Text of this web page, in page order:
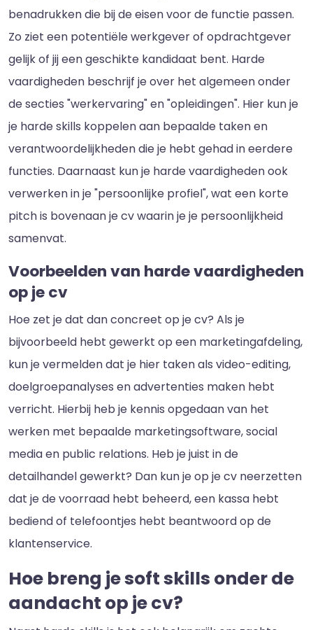
benadrukken die bij de eisen voor de functie passen.
Zo ziet een potentiële werkgever of opdrachtgever
gelijk of jij een geschikte kandidaat bent. Harde
vaardigheden beschrijf je over het algemeen onder
de secties "werkervaring" en "opleidingen". Hier kun je
je harde skills koppelen aan bepaalde taken en
verantwoordelijkheden die je hebt gehad in eerdere
functies. Daarnaast kun je harde vaardigheden ook
verwerken in je "persoonlijke profiel", wat een korte
pitch is bovenaan je cv waarin je je persoonlijkheid
samenvat.
Voorbeelden van harde vaardigheden
op je cv
Hoe zet je dat dan concreet op je cv? Als je
bijvoorbeeld hebt gewerkt op een marketingafdeling,
kun je vermelden dat je hier taken als video-editing,
doelgroepanalyses en advertenties maken hebt
verricht. Hierbij heb je kennis opgedaan van het
werken met bepaalde marketingsoftware, social
media en public relations. Heb je juist in de
detailhandel gewerkt? Dan kun je op je cv neerzetten
dat je de voorraad hebt beheerd, een kassa hebt
bediend of telefoontjes hebt beantwoord op de
klantenservice.
Hoe breng je soft skills onder de
aandacht op je cv?